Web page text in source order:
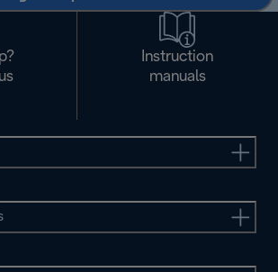
Instruction
manuals